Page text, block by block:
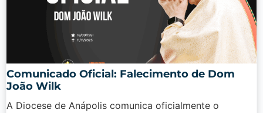
Comunicado Oficial: Falecimento de Dom
João Wilk
A Diocese de Anápolis comunica oficialmente o